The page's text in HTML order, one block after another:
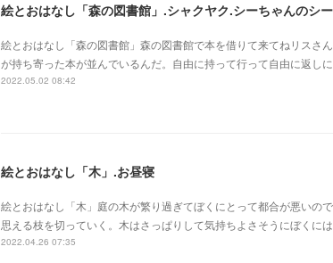
絵とおはなし「森の図書館」.シャクヤク.シーちゃんのシ
絵とおはなし「森の図書館」森の図書館で本を借りて来てねリスさ
が持ち寄った本が並んでいるんだ。自由に持って行って自由に返
2022.05.02 08:42
絵とおはなし「木」.お昼寝
絵とおはなし「木」庭の木が繁り過ぎてぼくにとって都合が悪いの
思える枝を切っていく。木はさっぱりして気持ちよさそうにぼく
2022.04.26 07:35